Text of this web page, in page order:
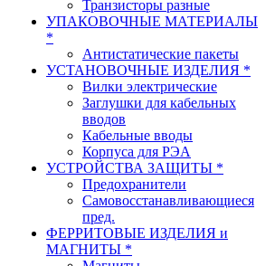
Транзисторы разные
УПАКОВОЧНЫЕ МАТЕРИАЛЫ
*
Антистатические пакеты
УСТАНОВОЧНЫЕ ИЗДЕЛИЯ *
Вилки электрические
Заглушки для кабельных
вводов
Кабельные вводы
Корпуса для РЭА
УСТРОЙСТВА ЗАЩИТЫ *
Предохранители
Самовосстанавливающиеся
пред.
ФЕРРИТОВЫЕ ИЗДЕЛИЯ и
МАГНИТЫ *